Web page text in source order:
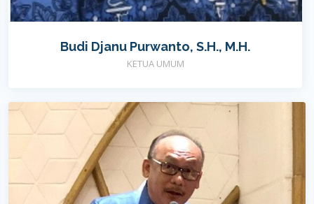
Budi Djanu Purwanto, S.H., M.H.
KETUA UMUM